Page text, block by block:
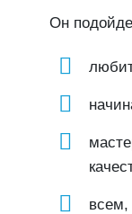
Он
всем,